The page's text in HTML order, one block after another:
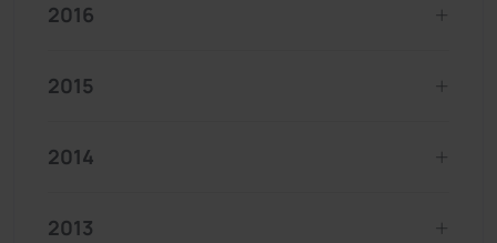
2016
2015
2014
2013